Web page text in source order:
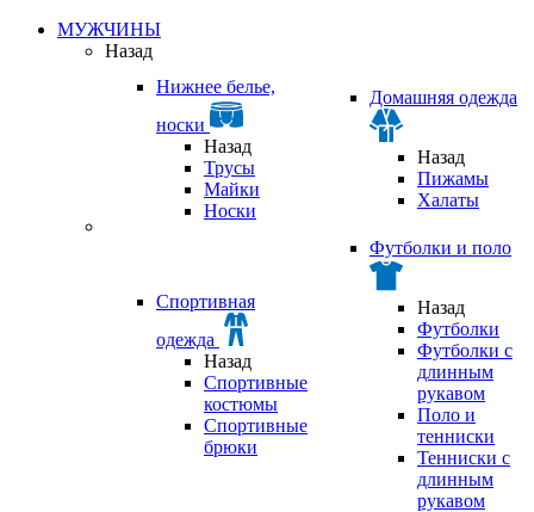
МУЖЧИНЫ
Назад
Нижнее белье,
носки
Назад
Трусы
Майки
Носки
Домашняя одежда
Назад
Пижамы
Халаты
Спортивная
одежда
Назад
Спортивные
костюмы
Спортивные
брюки
Футболки и поло
Назад
Футболки
Футболки с
длинным
рукавом
Поло и
тенниски
Тенниски с
длинным
рукавом